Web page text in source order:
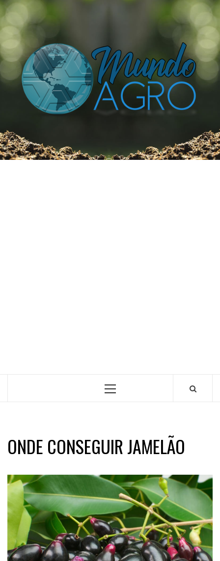
O UNIVERSO AGRÍCOLA DE UM JEITO MUITO MAIS
SIMPLES E DIVERTIDO.
ONDE CONSEGUIR JAMELÃO